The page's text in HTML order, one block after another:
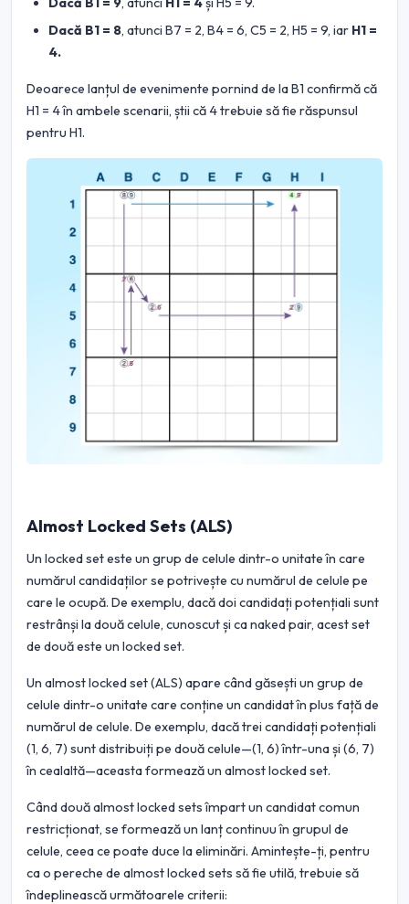
Dacă B1 = 8, atunci B7 = 2, B4 = 6, C5 = 2, H5 = 9, iar H1 =
4.
Deoarece lanțul de evenimente pornind de la B1 confirmă că
H1 = 4 în ambele scenarii, știi că 4 trebuie să fie răspunsul
pentru H1.
Almost Locked Sets (ALS)
Un locked set este un grup de celule dintr-o unitate în care
numărul candidaților se potrivește cu numărul de celule pe
care le ocupă. De exemplu, dacă doi candidați potențiali sunt
restrânși la două celule, cunoscut și ca naked pair, acest set
de două este un locked set.
Un almost locked set (ALS) apare când găsești un grup de
celule dintr-o unitate care conține un candidat în plus față de
numărul de celule. De exemplu, dacă trei candidați potențiali
(1, 6, 7) sunt distribuiți pe două celule—(1, 6) într-una și (6, 7)
în cealaltă—aceasta formează un almost locked set.
Când două almost locked sets împart un candidat comun
restricționat, se formează un lanț continuu în grupul de
celule, ceea ce poate duce la eliminări. Amintește-ți, pentru
ca o pereche de almost locked sets să fie utilă, trebuie să
îndeplinească următoarele criterii: